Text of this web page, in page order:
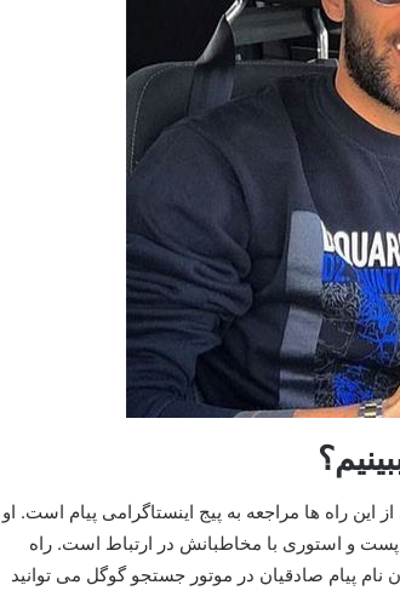
این راه ها مراجعه به پیج اینستاگرامی پیام است. او
و استوری با مخاطبانش در ارتباط است. راه
پیام صادقیان در موتور جستجو گوگل می توانید